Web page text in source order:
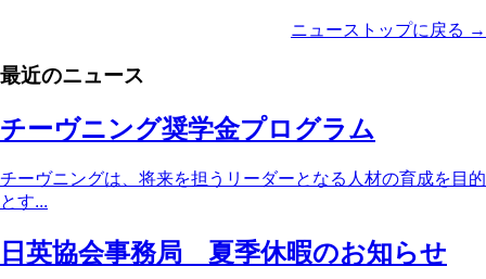
ニューストップに戻る →
最近のニュース
チーヴニング奨学金プログラム
チーヴニングは、将来を担うリーダーとなる人材の育成を目的
とす...
日英協会事務局 夏季休暇のお知らせ